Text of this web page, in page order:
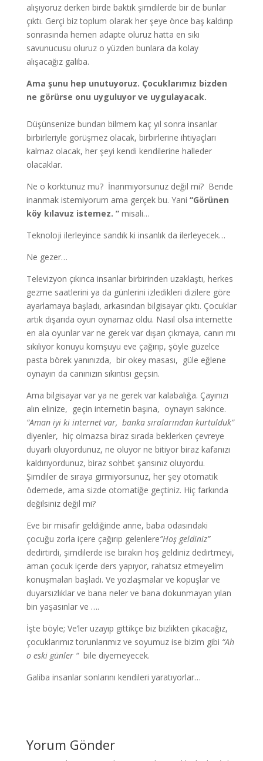
alışıyoruz derken birde baktık şimdilerde bir de bunlar
çıktı. Gerçi biz toplum olarak her şeye önce baş kaldırıp
sonrasında hemen adapte oluruz hatta en sıkı
savunucusu oluruz o yüzden bunlara da kolay
alışacağız galiba.
Ama şunu hep unutuyoruz. Çocuklarımız bizden
ne görürse onu uyguluyor ve uygulayacak.
Düşünsenize bundan bilmem kaç yıl sonra insanlar
birbirleriyle görüşmez olacak, birbirlerine ihtiyaçları
kalmaz olacak, her şeyi kendi kendilerine halleder
olacaklar.
Ne o korktunuz mu? İnanmıyorsunuz değil mi? Bende
inanmak istemiyorum ama gerçek bu. Yani “Görünen
köy kılavuz istemez. ”misali…
Teknoloji ilerleyince sandık ki insanlık da ilerleyecek…
Ne gezer…
Televizyon çıkınca insanlar birbirinden uzaklaştı, herkes
gezme saatlerini ya da günlerini izledikleri dizilere göre
ayarlamaya başladı, arkasından bilgisayar çıktı. Çocuklar
artık dışarıda oyun oynamaz oldu. Nasıl olsa internette
en ala oyunlar var ne gerek var dışarı çıkmaya, canın mı
sıkılıyor konuyu komşuyu eve çağırıp, şöyle güzelce
pasta börek yanınızda, bir okey masası, güle eğlene
oynayın da canınızın sıkıntısı geçsin.
Ama bilgisayar var ya ne gerek var kalabalığa. Çayınızı
alın elinize, geçin internetin başına, oynayın sakince.
“Aman iyi ki internet var, banka sıralarından kurtulduk”
diyenler, hiç olmazsa biraz sırada beklerken çevreye
duyarlı oluyordunuz, ne oluyor ne bitiyor biraz kafanızı
kaldırıyordunuz, biraz sohbet şansınız oluyordu.
Şimdiler de sıraya girmiyorsunuz, her şey otomatik
ödemede, ama sizde otomatiğe geçtiniz. Hiç farkında
değilsiniz değil mi?
Eve bir misafir geldiğinde anne, baba odasındaki
çocuğu zorla içere çağırıp gelenlere”Hoş geldiniz”
dedirtirdi, şimdilerde ise bırakın hoş geldiniz dedirtmeyi,
aman çocuk içerde ders yapıyor, rahatsız etmeyelim
konuşmaları başladı. Ve yozlaşmalar ve kopuşlar ve
duyarsızlıklar ve bana neler ve bana dokunmayan yılan
bin yaşasınlar ve ….
İşte böyle; Ve’ler uzayıp gittikçe biz bizlikten çıkacağız,
çocuklarımız torunlarımız ve soyumuz ise bizim gibi “Ah
o eski günler “bile diyemeyecek.
Galiba insanlar sonlarını kendileri yaratıyorlar…
Yorum Gönder